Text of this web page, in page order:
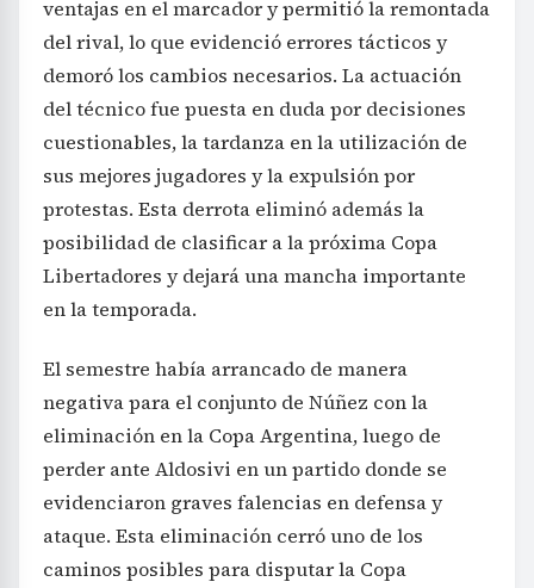
ventajas en el marcador y permitió la remontada
del rival, lo que evidenció errores tácticos y
demoró los cambios necesarios. La actuación
del técnico fue puesta en duda por decisiones
cuestionables, la tardanza en la utilización de
sus mejores jugadores y la expulsión por
protestas. Esta derrota eliminó además la
posibilidad de clasificar a la próxima Copa
Libertadores y dejará una mancha importante
en la temporada.
El semestre había arrancado de manera
negativa para el conjunto de Núñez con la
eliminación en la Copa Argentina, luego de
perder ante Aldosivi en un partido donde se
evidenciaron graves falencias en defensa y
ataque. Esta eliminación cerró uno de los
caminos posibles para disputar la Copa